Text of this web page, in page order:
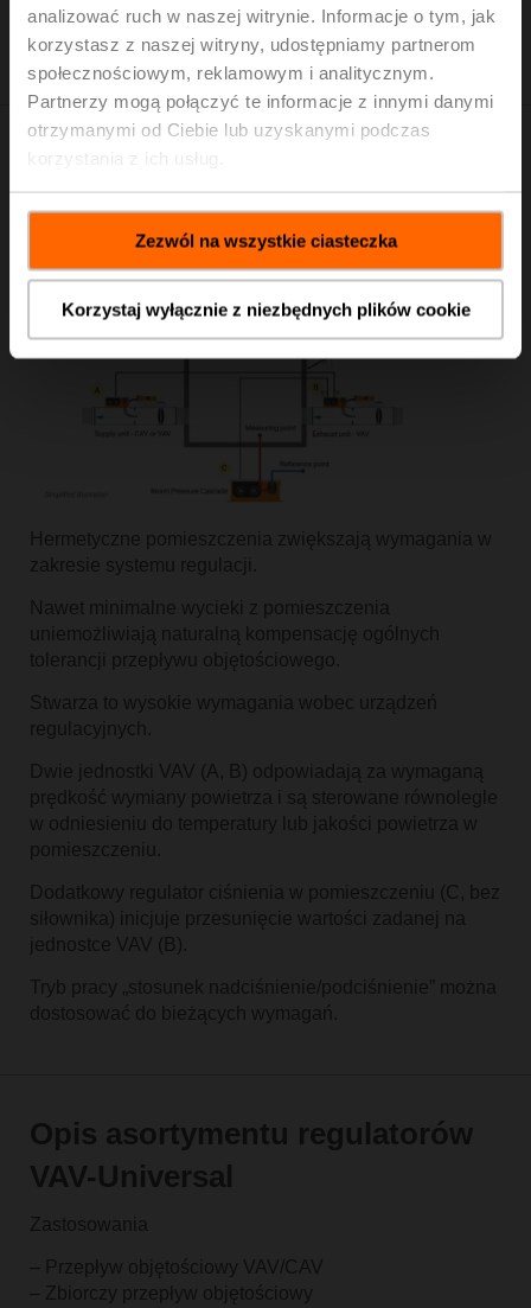
analizować ruch w naszej witrynie. Informacje o tym, jak
korzystasz z naszej witryny, udostępniamy partnerom
społecznościowym, reklamowym i analitycznym.
Partnerzy mogą połączyć te informacje z innymi danymi
otrzymanymi od Ciebie lub uzyskanymi podczas
korzystania z ich usług.
Zezwól na wszystkie ciasteczka
Korzystaj wyłącznie z niezbędnych plików cookie
dostosować do bieżących wymagań związanych z
funkcjonowaniem szpitala.
Regulacja kaskadowa ciśnienia i
przepływu objętościowego w
pomieszczeniach
hermetycznych
Hermetyczne pomieszczenia zwiększają wymagania w
zakresie systemu regulacji.
Nawet minimalne wycieki z pomieszczenia
uniemożliwiają naturalną kompensację ogólnych
tolerancji przepływu objętościowego.
Stwarza to wysokie wymagania wobec urządzeń
regulacyjnych.
Dwie jednostki VAV (A, B) odpowiadają za wymaganą
prędkość wymiany powietrza i są sterowane równolegle
w odniesieniu do temperatury lub jakości powietrza w
pomieszczeniu.
Dodatkowy regulator ciśnienia w pomieszczeniu (C, bez
siłownika) inicjuje przesunięcie wartości zadanej na
jednostce VAV (B).
Tryb pracy „stosunek nadciśnienie/podciśnienie” można
dostosować do bieżących wymagań.
Opis asortymentu regulatorów
VAV-Universal
Zastosowania
– Przepływ objętościowy VAV/CAV
– Zbiorczy przepływ objętościowy